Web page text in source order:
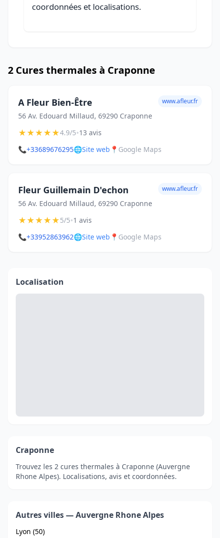
coordonnées et localisations.
2 Cures thermales à Craponne
A Fleur Bien-Être
56 Av. Edouard Millaud, 69290 Craponne
www.afleur.fr
★★★★★4.9/5•13 avis
📞+33689676295🌐Site web 📍 Google Maps
Fleur Guillemain D'echon
56 Av. Edouard Millaud, 69290 Craponne
www.afleur.fr
★★★★★5/5•1 avis
📞+33952863962🌐Site web 📍 Google Maps
Localisation
Craponne
Trouvez les 2 cures thermales à Craponne (Auvergne
Rhone Alpes). Localisations, avis et coordonnées.
Autres villes — Auvergne Rhone Alpes
Lyon (50)